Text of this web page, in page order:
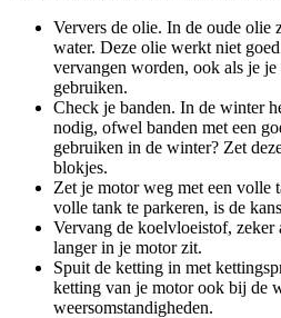
Ververs de olie. In de oude olie
water. Deze olie werkt niet
vervangen worden, ook als je
gebruiken.
Check je banden. In de winter
nodig, ofwel banden met een
gebruiken in de winter? Zet
blokjes.
Zet je motor weg met een volle
volle tank te parkeren, is de
Vervang de koelvloeistof, zeker
langer in je motor zit.
Spuit de ketting in met
ketting van je motor ook bij de
weersomstandigheden.